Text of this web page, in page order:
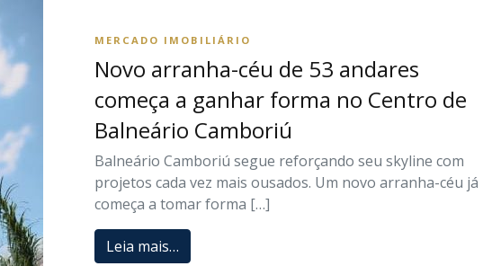
MERCADO IMOBILIÁRIO
Novo arranha-céu de 53 andares
começa a ganhar forma no Centro de
Balneário Camboriú
Balneário Camboriú segue reforçando seu skyline com
projetos cada vez mais ousados. Um novo arranha-céu já
começa a tomar forma […]
Leia mais…